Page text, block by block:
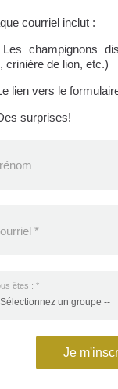
courriel inclut :
champignons
crinière de lion, etc.)
lien vers le
surprises!
*
êtes : *
Je